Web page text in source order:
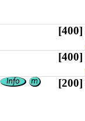
[400]
[400]
[200]